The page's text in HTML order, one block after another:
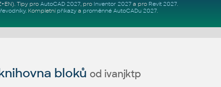
. Tipy pro AutoCAD 2027, pro Inventor 2027a pro Revit 2027.
. Kompletní příkazya proměnné AutoCADu 2027.
blokůod ivanjktp